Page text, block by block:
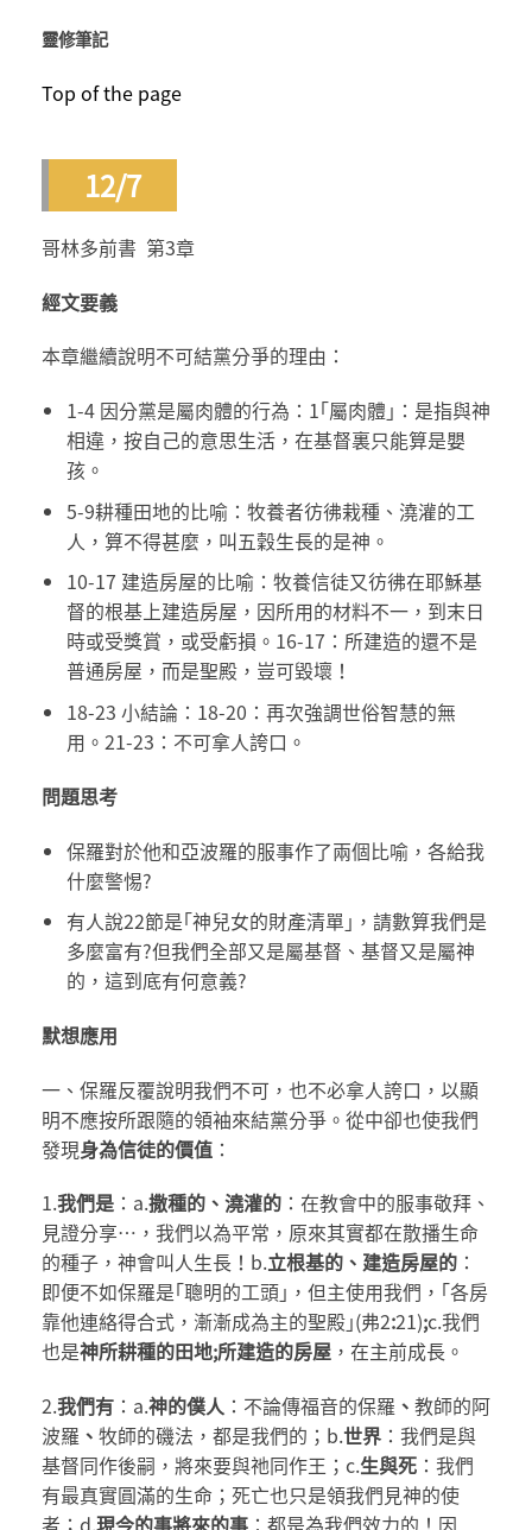
靈修筆記
Top of the page
12/7
哥林多前書 第3章
經文要義
本章繼續說明不可結黨分爭的理由：
1-4 因分黨是屬肉體的行為：1｢屬肉體｣：是指與神
相違，按自己的意思生活，在基督裏只能算是嬰
孩。
5-9耕種田地的比喻：牧養者彷彿栽種、澆灌的工
人，算不得甚麼，叫五穀生長的是神。
10-17 建造房屋的比喻：牧養信徒又彷彿在耶穌基
督的根基上建造房屋，因所用的材料不一，到末日
時或受獎賞，或受虧損。16-17：所建造的還不是
普通房屋，而是聖殿，豈可毀壞！
18-23 小結論：18-20：再次強調世俗智慧的無
用。21-23：不可拿人誇口。
問題思考
保羅對於他和亞波羅的服事作了兩個比喻，各給我
什麼警惕?
有人說22節是｢神兒女的財產清單｣，請數算我們是
多麼富有?但我們全部又是屬基督、基督又是屬神
的，這到底有何意義?
默想應用
一、保羅反覆說明我們不可，也不必拿人誇口，以顯
明不應按所跟隨的領袖來結黨分爭。從中卻也使我們
發現身為信徒的價值 ：
1.我們是 ：a.撒種的、澆灌的 ：在教會中的服事敬拜、
見證分享…，我們以為平常，原來其實都在散播生命
的種子，神會叫人生長！b.立根基的、建造房屋的 ：
即便不如保羅是｢聰明的工頭｣，但主使用我們，｢各房
靠他連絡得合式，漸漸成為主的聖殿｣(弗2:21);c.我們
也是神所耕種的田地;所建造的房屋 ，在主前成長。
2.我們有 ：a.神的僕人 ：不論傳福音的保羅 、 教師的阿
波羅 、 牧師的磯法，都是我們的；b.世界 ：我們是與
基督同作後嗣，將來要與祂同作王；c.生與死 ：我們
有最真實圓滿的生命；死亡也只是領我們見神的使